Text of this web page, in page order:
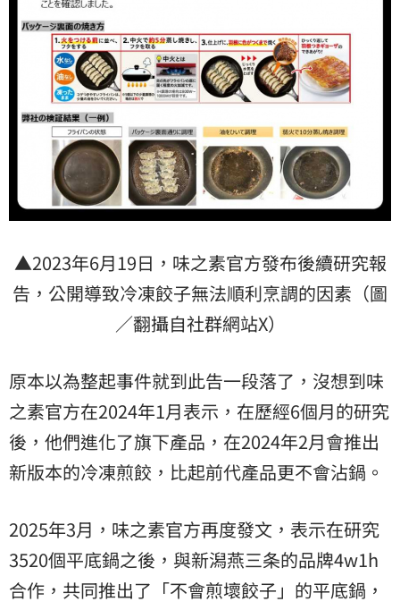
▲2023年6月19日，味之素官方發布後續研究報
告，公開導致冷凍餃子無法順利烹調的因素（圖
／翻攝自社群網站X）
原本以為整起事件就到此告一段落了，沒想到味
之素官方在2024年1月表示，在歷經6個月的研究
後，他們進化了旗下產品，在2024年2月會推出
新版本的冷凍煎餃，比起前代產品更不會沾鍋。
2025年3月，味之素官方再度發文，表示在研究
3520個平底鍋之後，與新潟燕三条的品牌4w1h
合作，共同推出了「不會煎壞餃子」的平底鍋，